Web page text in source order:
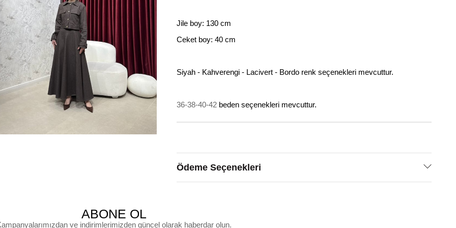
Jile boy: 130 cm
Ceket boy: 40 cm
Siyah - Kahverengi - Lacivert - Bordo renk seçenekleri mevcuttur.
36-38-40-42 beden seçenekleri mevcuttur.
Ödeme Seçenekleri
ABONE OL
ve indirimlerimizden güncel olarak haberdar olun.